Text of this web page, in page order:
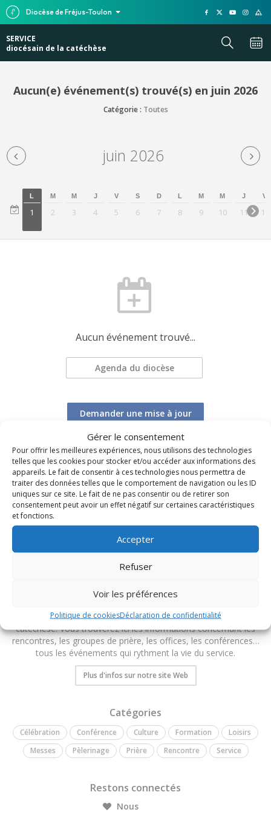
Diocèse de Fréjus-Toulon
Gérer le consentement
Pour offrir les meilleures expériences, nous utilisons des technologies
telles que les cookies pour stocker et/ou accéder aux informations des
appareils. Le fait de consentir à ces technologies nous permettra de
traiter des données telles que le comportement de navigation ou les ID
uniques sur ce site. Le fait de ne pas consentir ou de retirer son
consentement peut avoir un effet négatif sur certaines caractéristiques
et fonctions.
Accepter
Refuser
Voir les préférences
Politique de cookiesDéclaration de confidentialité
SERVICE
diocésain de la catéchèse
Aucun(e) événement(s) trouvé(s) en juin 2026
Catégorie : Toutes
juin 2026
L
1
M
2
M
3
J
4
V
5
S
6
D
7
L
8
M
9
M
10
J
11
V
12
Aucun événement trouvé...
Agenda du diocèse
Demander une mise à jour
TOUS LES ÉVÉNEMENTS DU DIOCÈSE
Service diocésain de la catéchèse
Bienvenue sur le site Agenda du service diocésain de la
catéchèse. Vous trouverez ici les informations concernant les
rencontres, les groupes de prière, les offices, les conférences…
tous les événements qui rythment la vie du service.
Plus d'infos sur notre site Web
Catégories
Célébration Conférence Culture Formation
Loisirs
Messes
Pèlerinage Prière Rencontre Service
Restons connectés
Nous